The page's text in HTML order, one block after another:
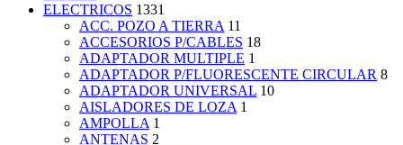
ELECTRICOS 1331
ACC. POZO A TIERRA 11
ACCESORIOS P/CABLES 18
ADAPTADOR MULTIPLE 1
ADAPTADOR P/FLUORESCENTE CIRCULAR 8
ADAPTADOR UNIVERSAL 10
AISLADORES DE LOZA 1
AMPOLLA 1
ANTENAS 2